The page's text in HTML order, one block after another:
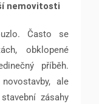
nemovitosti
Často se
obklopené
příběh.
ale
zásahy